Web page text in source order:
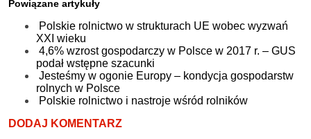
Powiązane artykuły
Polskie rolnictwo w strukturach UE wobec wyzwań
XXI wieku
4,6% wzrost gospodarczy w Polsce w 2017 r. – GUS
podał wstępne szacunki
Jesteśmy w ogonie Europy – kondycja gospodarstw
rolnych w Polsce
Polskie rolnictwo i nastroje wśród rolników
DODAJ KOMENTARZ